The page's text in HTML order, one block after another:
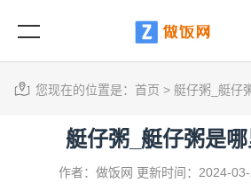
您现在的位置是： 首页 > 艇仔粥_艇仔
艇仔粥_艇仔粥是
作者：做饭网 更新时间：2024-